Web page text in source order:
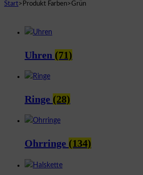
Start> Produkt Farben>Grün
Uhren (71)
Ringe (28)
Ohrringe (134)